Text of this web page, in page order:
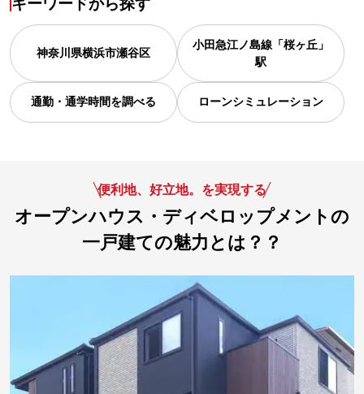
キーワードから探す
神奈川県横浜市瀬谷区
小田急江ノ島線「桜ヶ丘」
駅
通勤・通学時間を調べる ローンシミュレーション
便利地、好立地。を実現する
オープンハウス・ディベロップメントの
一戸建ての魅力とは？？